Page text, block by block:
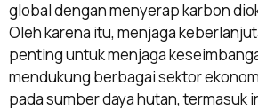
global dengan menyerap karbon
Oleh karena itu, menjaga
penting untuk menjaga
mendukung berbagai sektor
pada sumber daya hutan, termasuk